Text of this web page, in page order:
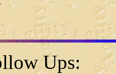
Ups: